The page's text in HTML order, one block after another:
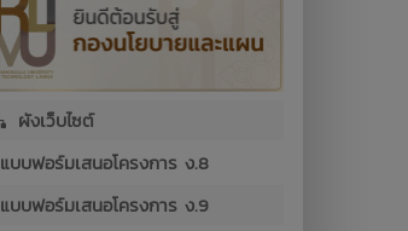
ผังเว็บไซต์
แบบฟอร์มเสนอโครงการ ง.8
แบบฟอร์มเสนอโครงการ ง.9